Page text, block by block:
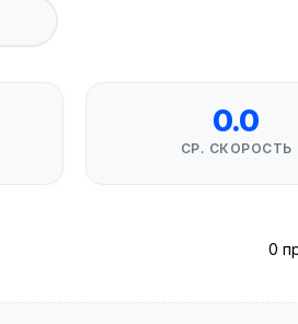
0.0
СР. СКОРОСТЬ
0